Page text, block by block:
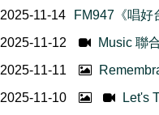
2025-11-14
FM947《唱好
2025-11-12
Music 聯
2025-11-11
2025-11-10
Let's